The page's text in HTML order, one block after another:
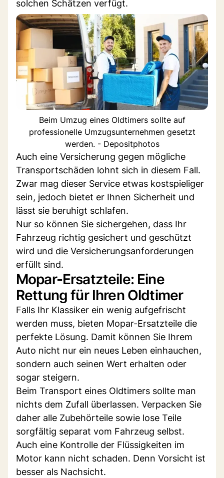
solchen Schätzen verfügt.
Beim Umzug eines Oldtimers sollte auf
professionelle Umzugsunternehmen gesetzt
werden. - Depositphotos
Auch eine Versicherung gegen mögliche
Transportschäden lohnt sich in diesem Fall.
Zwar mag dieser Service etwas kostspieliger
sein, jedoch bietet er Ihnen Sicherheit und
lässt sie beruhigt schlafen.
Nur so können Sie sichergehen, dass Ihr
Fahrzeug richtig gesichert und geschützt
wird und die Versicherungsanforderungen
erfüllt sind.
Mopar-Ersatzteile: Eine
Rettung für Ihren Oldtimer
Falls Ihr Klassiker ein wenig aufgefrischt
werden muss, bieten Mopar-Ersatzteile die
perfekte Lösung. Damit können Sie Ihrem
Auto nicht nur ein neues Leben einhauchen,
sondern auch seinen Wert erhalten oder
sogar steigern.
Beim Transport eines Oldtimers sollte man
nichts dem Zufall überlassen. Verpacken Sie
daher alle Zubehörteile sowie lose Teile
sorgfältig separat vom Fahrzeug selbst.
Auch eine Kontrolle der Flüssigkeiten im
Motor kann nicht schaden. Denn Vorsicht ist
besser als Nachsicht.